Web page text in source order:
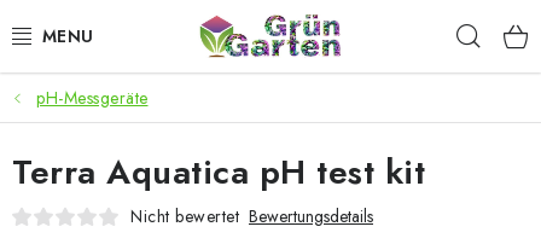
Inhalt
ANGEBOTE
LED PFLANZENLAMPEN
ANBAUBEDARF FÜR DEN HEIMANBAU
pH-Messgeräte
Terra Aquatica pH test kit
Nicht bewertet Bewertungsdetails